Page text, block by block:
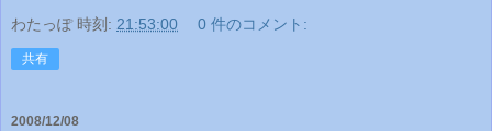
わたっぽ 時刻: 21:53:00 0 件のコメント:
共有
2008/12/08